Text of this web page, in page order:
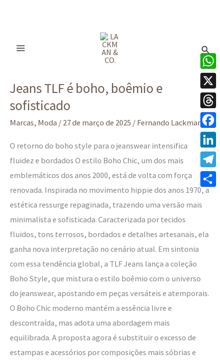
Jeans TLF é boho, boêmio e
sofisticado
Marcas, Moda / 27 de março de 2025 / Fernando Lackman
O retorno do boho style para o jeanswear intensifica
fluidez e bordados O estilo Boho Chic, um dos mais
emblemáticos dos anos 2000, está de volta com força
renovada. Inspirada no movimento hippie dos anos 1970, a
estética ressurge repaginada, trazendo uma versão mais
minimalista e sofisticada. Caracterizada por tecidos
fluidos, tons terrosos, bordados e detalhes artesanais, ela
ganha nova interpretação no cenário atual. Em sintonia
com essa tendência global, a TLF Jeans lança a coleção
Boho Style, que mistura o estilo boêmio com o universo
do jeanswear, apostando em peças versáteis e atemporais.
O Boho Chic moderno mantém a essência livre e
descontraída, mas adota uma abordagem mais
equilibrada. A proposta agora é substituir o excesso de
estampas e acessórios por composições mais sóbrias e
TLF
é
boho,
e
sofisticado
X
Share